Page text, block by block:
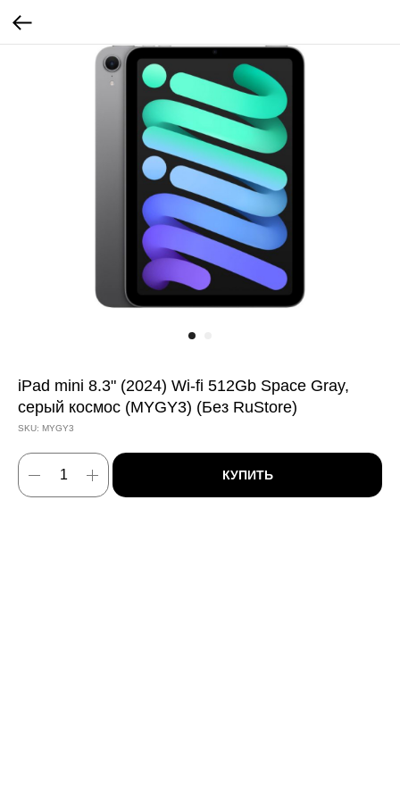
iPad mini 8.3" (2024) Wi-fi 512Gb Space Gray,
серый космос (MYGY3) (Без RuStore)
SKU: MYGY3
КУПИТЬ